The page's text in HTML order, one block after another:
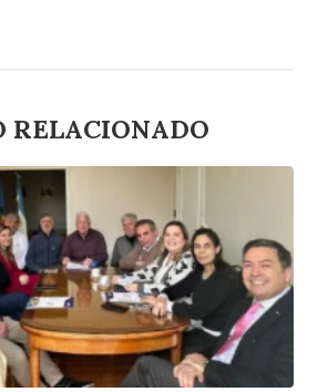
RELACIONADO